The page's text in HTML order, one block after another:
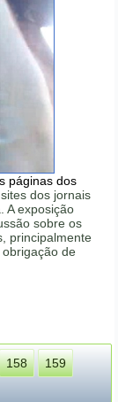
páginas dos
dos jornais
A exposição
sobre os
principalmente
de
158
159